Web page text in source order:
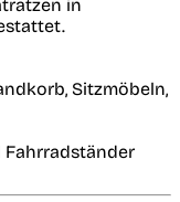
in
Sitzmöbeln,
Fahrradständer